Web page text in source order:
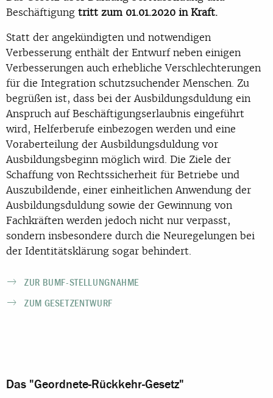
Beschäftigung tritt zum 01.01.2020 in Kraft.
Statt der angekündigten und notwendigen
Verbesserung enthält der Entwurf neben einigen
Verbesserungen auch erhebliche Verschlechterungen
für die Integration schutzsuchender Menschen. Zu
begrüßen ist, dass bei der Ausbildungsduldung ein
Anspruch auf Beschäftigungserlaubnis eingeführt
wird, Helferberufe einbezogen werden und eine
Voraberteilung der Ausbildungsduldung vor
Ausbildungsbeginn möglich wird. Die Ziele der
Schaffung von Rechtssicherheit für Betriebe und
Auszubildende, einer einheitlichen Anwendung der
Ausbildungsduldung sowie der Gewinnung von
Fachkräften werden jedoch nicht nur verpasst,
sondern insbesondere durch die Neuregelungen bei
der Identitätsklärung sogar behindert.
ZUR BUMF-STELLUNGNAHME
ZUM GESETZENTWURF
Das "Geordnete-Rückkehr-Gesetz"